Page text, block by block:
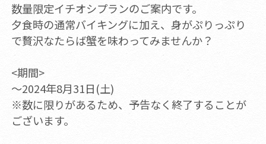
数量限定イチオシプランのご案内です。
夕食時の通常バイキングに加え、身がぷりっぷり
で贅沢なたらば蟹を味わってみませんか？
<期間>
～2024年8月31日(土)
※数に限りがあるため、予告なく終了することが
ございます。